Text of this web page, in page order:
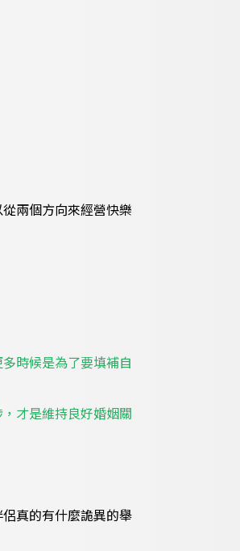
兩個方向來經營快樂
時候是為了要填補自
才是維持良好婚姻關
真的有什麼詭異的舉